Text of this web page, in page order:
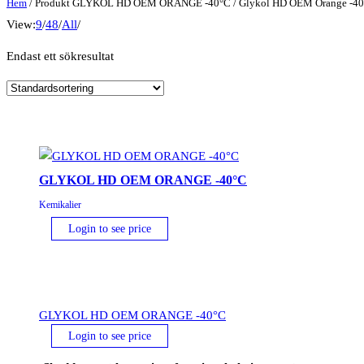
Hem / Produkt GLYKOL HD OEM ORANGE -40°C / Glykol HD OEM Orange -
View:9/48/All/
Endast ett sökresultat
GLYKOL HD OEM ORANGE -40°C
Kemikalier
Login to see price
GLYKOL HD OEM ORANGE -40°C
Login to see price